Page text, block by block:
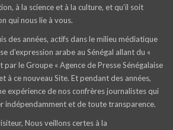
à la science et à la culture, et qu’il soit
qui nous lie à vous.
des années, actifs dans le milieu médiatique
d’expression arabe au Sénégal allant du «
par le Groupe « Agence de Presse Sénégalaise
à ce nouveau Site. Et pendant des années,
expérience de nos confrères journalistes qui
indépendamment et de toute transparence.
Nous veillons certes à la